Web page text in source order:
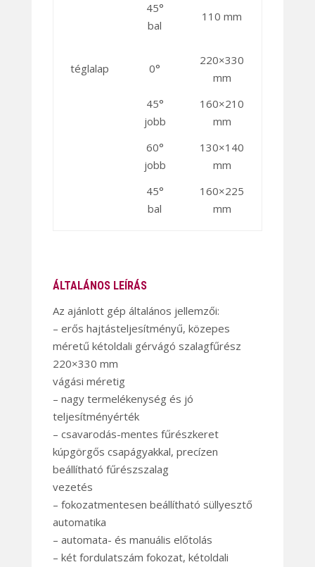
45°
bal
110 mm
téglalap 0°
220×330
mm
45°
jobb
160×210
mm
60°
jobb
130×140
mm
45°
bal
160×225
mm
ÁLTALÁNOS LEÍRÁS
Az ajánlott gép általános jellemzői:
– erős hajtásteljesítményű, közepes
méretű kétoldali gérvágó szalagfűrész
220×330 mm
vágási méretig
– nagy termelékenység és jó
teljesítményérték
– csavarodás-mentes fűrészkeret
kúpgörgős csapágyakkal, precízen
beállítható fűrészszalag
vezetés
– fokozatmentesen beállítható süllyesztő
automatika
– automata- és manuális előtolás
– két fordulatszám fokozat, kétoldali